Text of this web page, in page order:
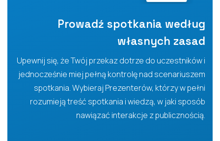
Prowadź spotkania według
własnych zasad
Upewnij się, że Twój przekaz dotrze do uczestników i
jednocześnie miej pełną kontrolę nad scenariuszem
spotkania. Wybieraj Prezenterów, którzy w pełni
rozumieją treść spotkania i wiedzą, w jaki sposób
nawiązać interakcje z publicznością.